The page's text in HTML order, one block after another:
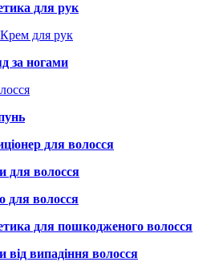
для рук
Крем для рук
за ногами
для волосся
для волосся
для волосся
для пошкодженого волосся
від випадіння волосся